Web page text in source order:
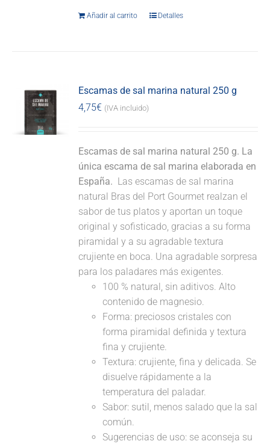
Añadir al carrito Detalles
Escamas de sal marina natural 250 g
4,75€ (IVA incluido)
Escamas de sal marina natural 250 g. La
única escama de sal marina elaborada en
España. Las escamas de sal marina
natural Bras del Port Gourmet realzan el
sabor de tus platos y aportan un toque
original y sofisticado, gracias a su forma
piramidal y a su agradable textura
crujiente en boca. Una agradable sorpresa
para los paladares más exigentes.
100 % natural, sin aditivos. Alto
contenido de magnesio.
Forma: preciosos cristales con
forma piramidal definida y textura
fina y crujiente.
Textura: crujiente, fina y delicada. Se
disuelve rápidamente a la
temperatura del paladar.
Sabor: sutil, menos salado que la sal
común.
Sugerencias de uso: se aconseja su